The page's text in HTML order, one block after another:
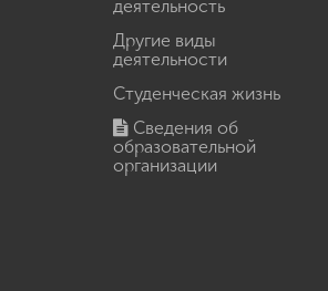
деятельность
Другие виды
деятельности
Студенческая жизнь
Сведения об
образовательной
организации